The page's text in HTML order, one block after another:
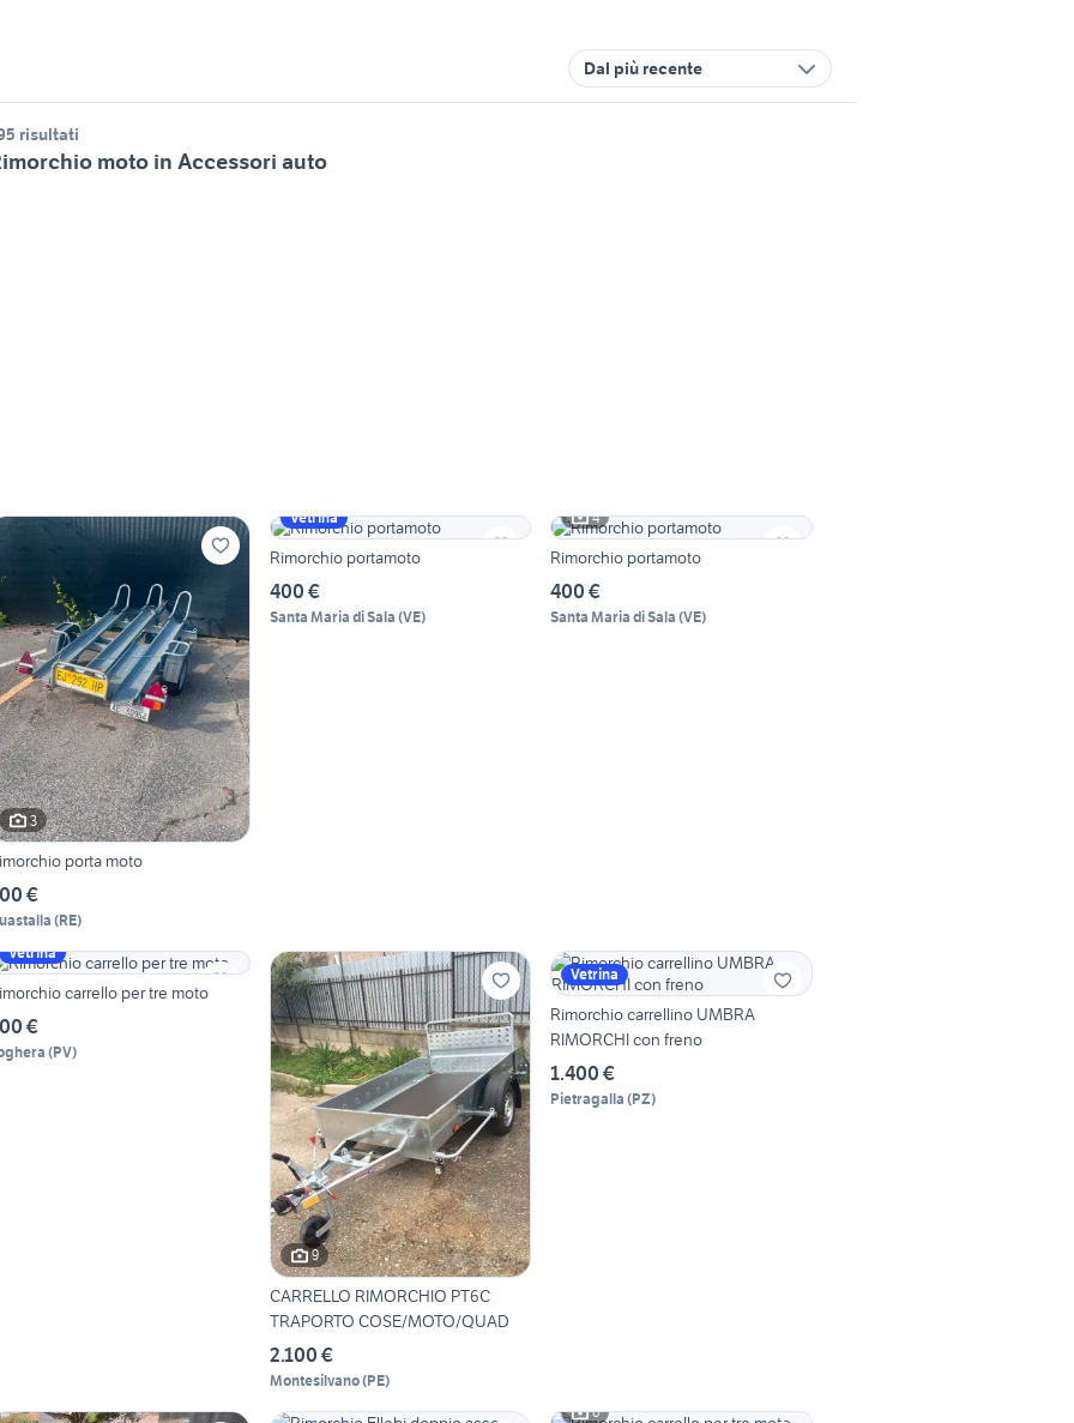
Dal più recente
risultati
moto in Accessori auto
3
porta moto
€
(RE)
Vetrina
Rimorchio portamoto
400 €
Santa Maria di Sala (VE)
4
Rimorchio portamoto
400 €
Santa Maria di Sala (VE)
Vetrina
carrello per tre moto
€
(PV)
9
CARRELLO RIMORCHIO PT6C
TRAPORTO COSE/MOTO/QUAD
2.100 €
Montesilvano(PE)
Vetrina
Rimorchio carrellino UMBRA
RIMORCHI con freno
1.400 €
Pietragalla (PZ)
6